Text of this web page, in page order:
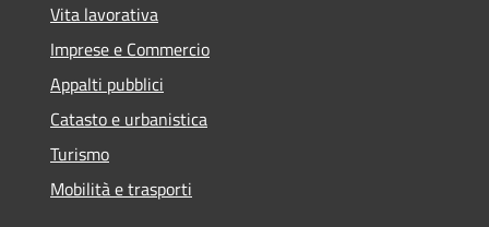
Vita lavorativa
Imprese e Commercio
Appalti pubblici
Catasto e urbanistica
Turismo
Mobilità e trasporti